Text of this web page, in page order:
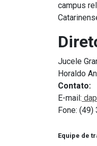
campus
Jucele
Horaldo
Contato:
E-mail:
Fone: (49)
Equipe de